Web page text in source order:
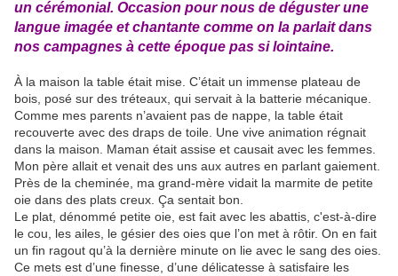
un cérémonial. Occasion pour nous de déguster une
langue imagée et chantante comme on la parlait dans
nos campagnes à cette époque pas si lointaine.
À la maison la table était mise. C’était un immense plateau de
bois, posé sur des tréteaux, qui servait à la batterie mécanique.
Comme mes parents n’avaient pas de nappe, la table était
recouverte avec des draps de toile. Une vive animation régnait
dans la maison. Maman était assise et causait avec les femmes.
Mon père allait et venait des uns aux autres en parlant gaiement.
Près de la cheminée, ma grand-mère vidait la marmite de petite
oie dans des plats creux. Ça sentait bon.
Le plat, dénommé petite oie, est fait avec les abattis, c'est-à-dire
le cou, les ailes, le gésier des oies que l’on met à rôtir. On en fait
un fin ragout qu’à la dernière minute on lie avec le sang des oies.
Ce mets est d’une finesse, d’une délicatesse à satisfaire les